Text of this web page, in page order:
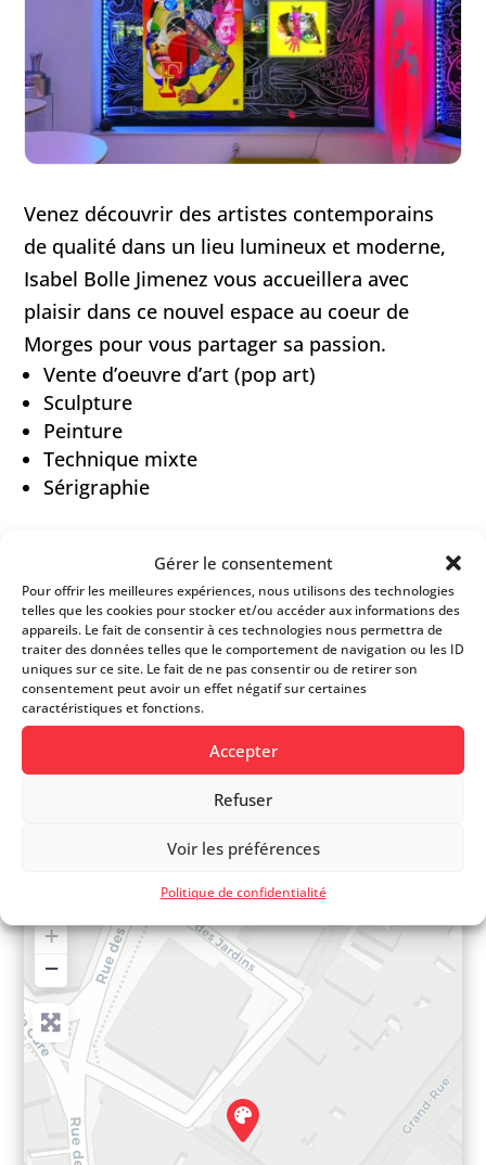
Gérer le consentement
Pour offrir les meilleures expériences, nous utilisons des technologies
telles que les cookies pour stocker et/ou accéder aux informations des
appareils. Le fait de consentir à ces technologies nous permettra de
traiter des données telles que le comportement de navigation ou les ID
uniques sur ce site. Le fait de ne pas consentir ou de retirer son
consentement peut avoir un effet négatif sur certaines
caractéristiques et fonctions.
Accepter
Refuser
Voir les préférences
Politique de confidentialité
Venez découvrir des artistes contemporains
de qualité dans un lieu lumineux et moderne,
Isabel Bolle Jimenez vous accueillera avec
plaisir dans ce nouvel espace au coeur de
Morges pour vous partager sa passion.
Vente d’oeuvre d’art (pop art)
Sculpture
Peinture
Technique mixte
Sérigraphie
FICHE D’INFOS
Site web
linea-art.ch
Passage de la Couronne 4
+
−